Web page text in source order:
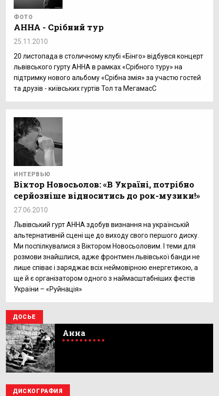
ФОТО
АННА - Срібний тур
25.11.2010
20 листопада в столичному клубі «Бінго» відбувся концерт
львівського гурту АННА в рамках «Срібного туру» на
підтримку нового альбому «Срібна змія» за участю гостей
та друзів - київських гуртів Тол та МегамасС
ИНТЕРВЬЮ
Віктор Новосьолов: «В Україні, потрібно
серйозніше відноситись до рок-музики!»
27.06.2010
Львівський гурт АННА здобув визнання на українській
альтернативній сцені ще до виходу свого першого диску.
Ми поспілкувалися з Віктором Новосьоловим. І теми для
розмови знайшлися, адже фронтмен львівської банди не
лише співає і заряджає всіх неймовірною енергетикою, а
ще й є організатором одного з наймасштабніших фестів
України – «Руйнація»
ДОСЬЕ
Анна
ДИСКОГРАФИЯ